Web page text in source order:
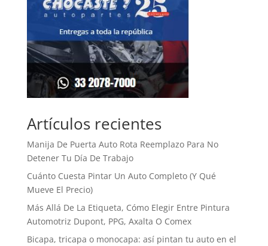
Artículos recientes
Manija De Puerta Auto Rota Reemplazo Para No
Detener Tu Día De Trabajo
Cuánto Cuesta Pintar Un Auto Completo (Y Qué
Mueve El Precio)
Más Allá De La Etiqueta, Cómo Elegir Entre Pintura
Automotriz Dupont, PPG, Axalta O Comex
Bicapa, tricapa o monocapa: así pintan tu auto en el